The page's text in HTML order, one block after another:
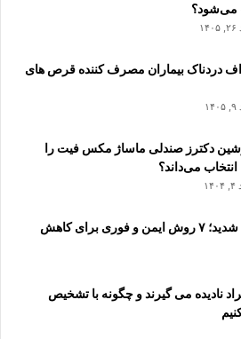
دردناک بیماران مصرف کننده قرص های
دکترز صندلی ماساژ مکس فیت را
انتخاب می‌داند؟
درمان خانگی عفونت واژینال شدید؛ ۷ روش ایمن و فوری برای کاهش
نادیده می گیرند و چگونه با تشخیص